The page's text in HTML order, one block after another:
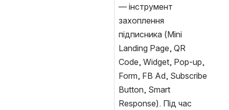
— інструмент
захоплення
підписника (Mini
Landing Page, QR
Code, Widget, Pop-up,
Form, FB Ad, Subscribe
Button, Smart
Response). Під час